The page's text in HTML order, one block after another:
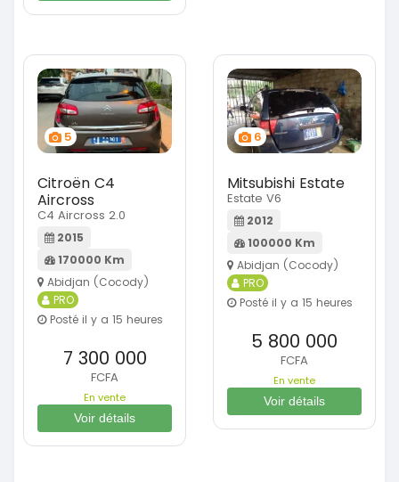
5
Citroën C4
Aircross
C4 Aircross 2.0
2015
170000 Km
Abidjan (Cocody)
PRO
Posté il y a 15 heures
7 300 000
FCFA
En vente
Voir détails
6
Mitsubishi Estate
Estate V6
2012
100000 Km
Abidjan (Cocody)
PRO
Posté il y a 15 heures
5 800 000
FCFA
En vente
Voir détails